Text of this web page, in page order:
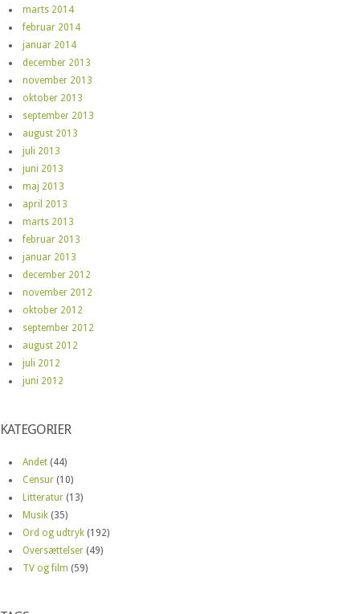
marts 2014
februar 2014
januar 2014
december 2013
november 2013
oktober 2013
september 2013
august 2013
juli 2013
juni 2013
maj 2013
april 2013
marts 2013
februar 2013
januar 2013
december 2012
november 2012
oktober 2012
september 2012
august 2012
juli 2012
juni 2012
KATEGORIER
Andet (44)
Censur (10)
Litteratur (13)
Musik (35)
Ord og udtryk (192)
Oversættelser (49)
TV og film (59)